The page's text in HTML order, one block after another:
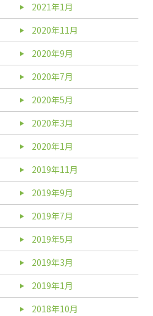
2021年1月
2020年11月
2020年9月
2020年7月
2020年5月
2020年3月
2020年1月
2019年11月
2019年9月
2019年7月
2019年5月
2019年3月
2019年1月
2018年10月